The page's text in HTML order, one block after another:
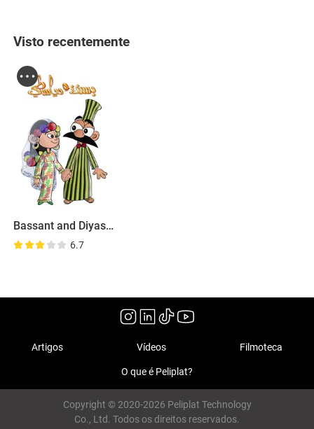
Visto recentemente
Bassant and Diyasty
6.7
Artigos Vídeos Filmoteca
O que é Peliplat?
Copyright © 2020-2026 Peliplat Technology
Co., Ltd. Todos os direitos reservados.